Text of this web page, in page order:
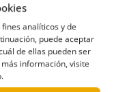
fines analíticos y de
puede aceptar
de ellas pueden ser
información, visite